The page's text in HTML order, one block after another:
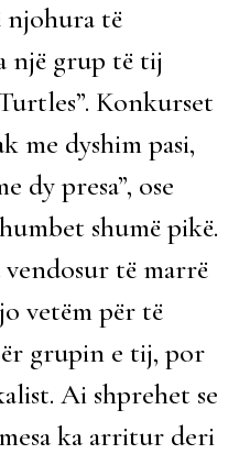
njohura të
një grup të tij
Konkurset
me dyshim pasi,
dy presa”, ose
shumë pikë.
të marrë
jo vetëm për të
grupin e tij, por
Ai shprehet se
ka arritur deri